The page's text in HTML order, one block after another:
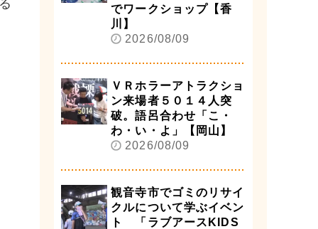
でワークショップ【香
川】
2026/08/09
ＶＲホラーアトラクショ
ン来場者５０１４人突
破。語呂合わせ「こ・
わ・い・よ」【岡山】
2026/08/09
観音寺市でゴミのリサイ
クルについて学ぶイベン
ト 「ラブアースKIDS